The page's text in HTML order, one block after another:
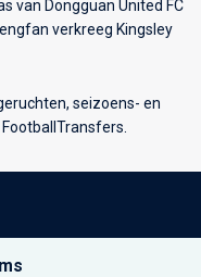
van Dongguan United FC
verkreeg Kingsley
seizoens- en